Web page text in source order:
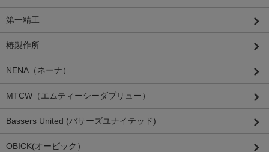
第一精工
椿製作所
NENA（ネーナ）
MTCW（エムティーシーダブリュー）
Bassers United (バサーズユナイテッド)
OBICK(オービック）